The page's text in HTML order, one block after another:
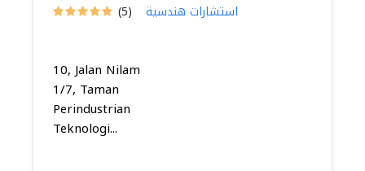
(5) استشارات هندسية
10, Jalan Nilam
1/7, Taman
Perindustrian
Teknologi...